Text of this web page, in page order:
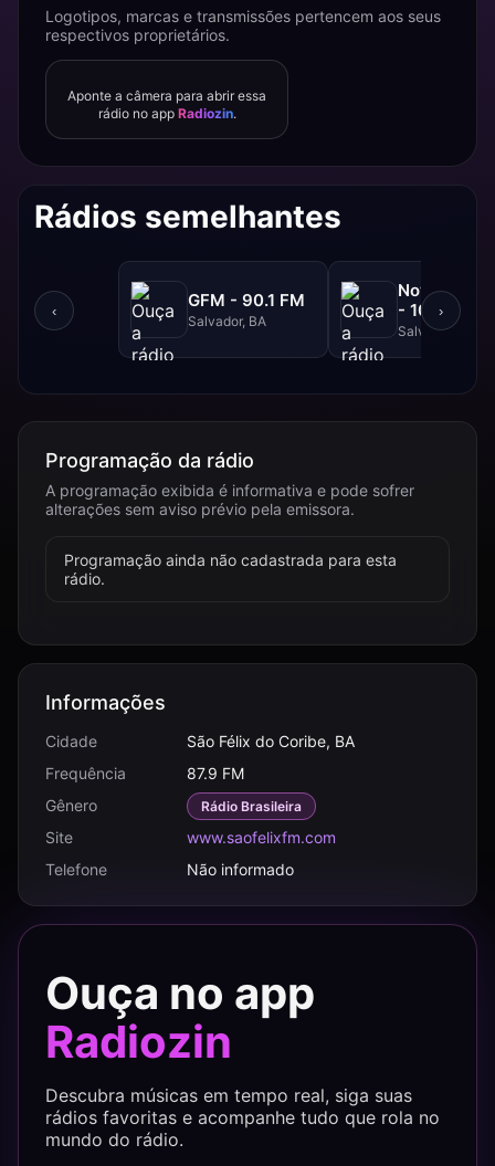
Logotipos, marcas e transmissões pertencem aos seus
respectivos proprietários.
Aponte a câmera para abrir essa
rádio no app Radiozin.
Rádios semelhantes
‹
GFM - 90.1 FM
Salvador, BA
NovaBrasil
- 104.7 FM
Salvador, BA
›
Programação da rádio
A programação exibida é informativa e pode sofrer
alterações sem aviso prévio pela emissora.
Programação ainda não cadastrada para esta
rádio.
Informações
Cidade
São Félix do Coribe, BA
Frequência
87.9 FM
Gênero
Rádio Brasileira
Site
www.saofelixfm.com
Telefone
Não informado
Ouça no app
Radiozin
Descubra músicas em tempo real, siga suas
rádios favoritas e acompanhe tudo que rola no
mundo do rádio.